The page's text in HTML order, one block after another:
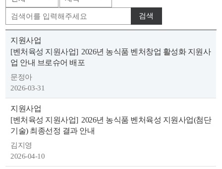
검색
지원사업
[벤처육성 지원사업] 2026년 농식품 벤처창업 활성화 지원사
업 안내 브로슈어 배포
문정아
2026-03-31
지원사업
[벤처육성 지원사업] 2026년 농식품 벤처육성 지원사업(첨단
기술) 최종선정 결과 안내
김지영
2026-04-10